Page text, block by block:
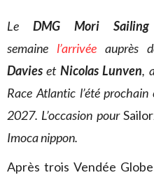
Le DMG Mori Sailing
semaine l’arrivée auprès
Davies et Nicolas Lunven,
Race Atlantic l’été
2027. L’occasion pour
Imoca nippon.
Après trois Vendée